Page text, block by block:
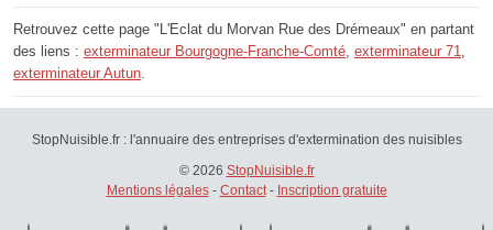
Retrouvez cette page "L'Eclat du Morvan Rue des Drémeaux" en partant
des liens : exterminateur Bourgogne-Franche-Comté, exterminateur 71,
exterminateur Autun.
StopNuisible.fr : l'annuaire des entreprises d'extermination des nuisibles
© 2026 StopNuisible.fr
Mentions légales- Contact- Inscription gratuite